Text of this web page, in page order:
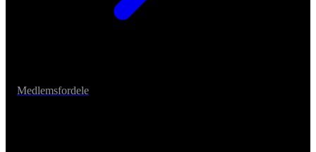
Medlemsfordele